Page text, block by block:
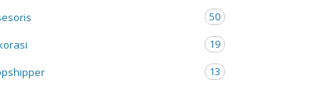
50
19
13